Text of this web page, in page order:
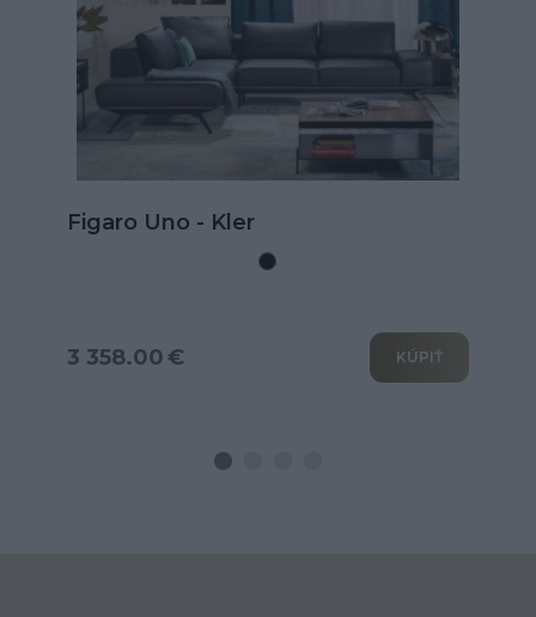
Kožená rohová sedačka Goya s
rozkladom na spanie
3 802.00 € KÚPIŤ